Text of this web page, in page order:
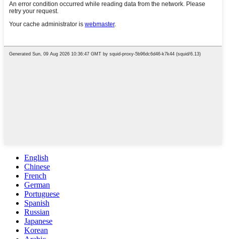
English
Chinese
French
German
Portuguese
Spanish
Russian
Japanese
Korean